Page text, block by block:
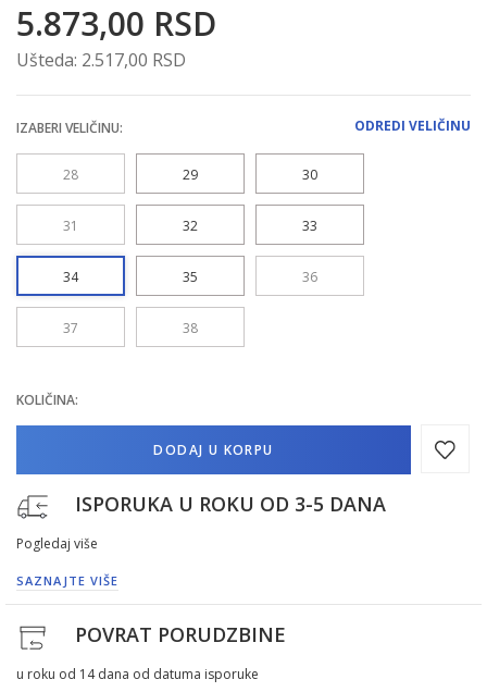
5.873,00 RSD
Ušteda: 2.517,00 RSD
ODREDI VELIČINU
IZABERI VELIČINU:
28 29 30
31 32 33
34 35 36
37 38
KOLIČINA:
DODAJ U KORPU
ISPORUKA U ROKU OD 3-5 DANA
Pogledaj više
SAZNAJTE VIŠE
POVRAT PORUDZBINE
u roku od 14 dana od datuma isporuke